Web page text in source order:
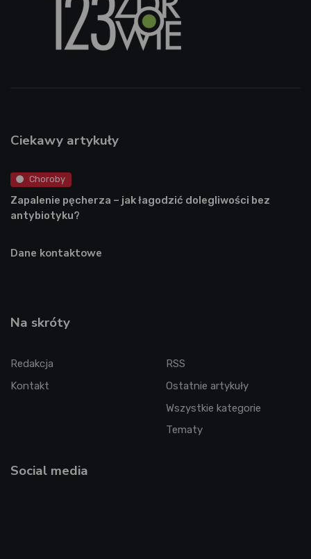
Ciekawy artykuły
Choroby
Zapalenie pęcherza – jak łagodzić dolegliwości bez
antybiotyku?
Dane kontaktowe
Na skróty
Redakcja
Kontakt
RSS
Ostatnie artykuły
Wszystkie kategorie
Tematy
Social media